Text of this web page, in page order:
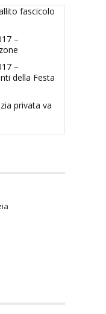
fascicolo
–
–
della Festa
privata va